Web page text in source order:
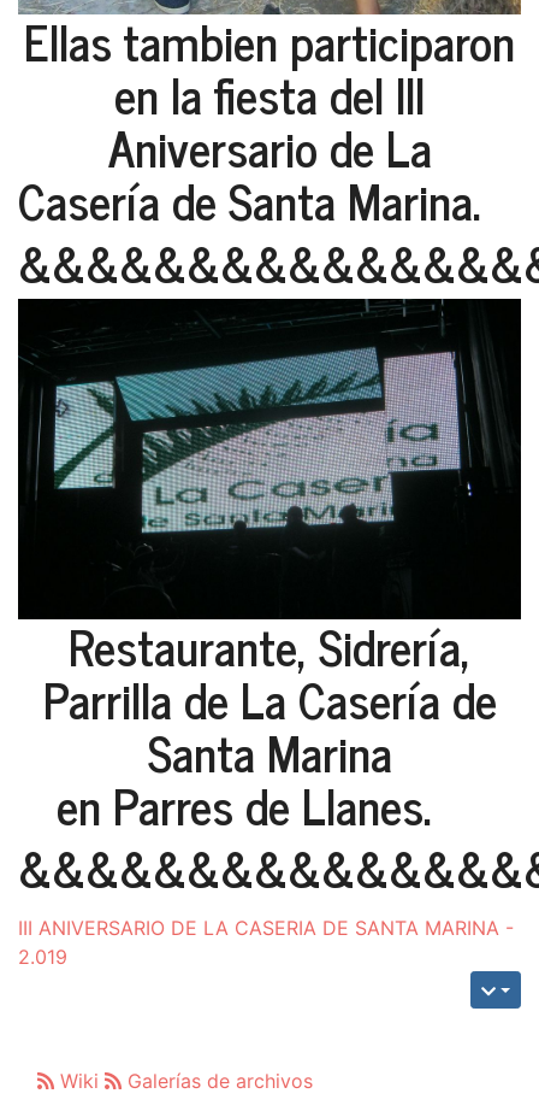
Ellas tambien participaron
en la fiesta del III
Aniversario de La
Casería de Santa Marina.
Restaurante, Sidrería,
Parrilla de La Casería de
Santa Marina
en Parres de Llanes.
III ANIVERSARIO DE LA CASERIA DE SANTA MARINA -
2.019
Wiki Galerías de archivos